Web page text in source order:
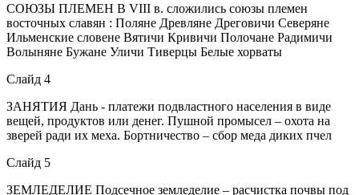
СОЮЗЫ ПЛЕМЕН В VIII в. сложились союзы племен
восточных славян : Поляне Древляне Дреговичи Северяне
Ильменские словене Вятичи Кривичи Полочане Радимичи
Волыняне Бужане Уличи Тиверцы Белые хорваты
Слайд 4
ЗАНЯТИЯ Дань - платежи подвластного населения в виде
вещей, продуктов или денег. Пушной промысел – охота на
зверей ради их меха. Бортничество – сбор меда диких пчел
Слайд 5
ЗЕМЛЕДЕЛИЕ Подсечное земледелие – расчистка почвы под